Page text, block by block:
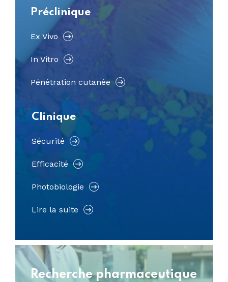
Préclinique
Ex Vivo
In Vitro
Pénétration cutanée
Clinique
Sécurité
Efficacité
Photobiologie
Lire la suite
Recherche pharmaceutique